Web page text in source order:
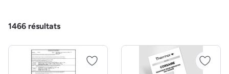
1466 résultats